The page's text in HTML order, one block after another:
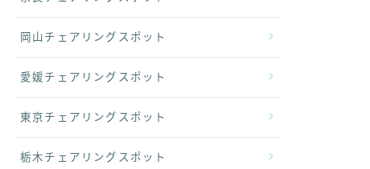
岡山チェアリングスポット
愛媛チェアリングスポット
東京チェアリングスポット
栃木チェアリングスポット